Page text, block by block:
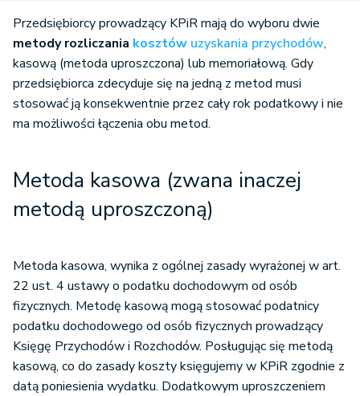
Przedsiębiorcy prowadzący KPiR mają do wyboru dwie
metody rozliczania kosztów uzyskania przychodów,
kasową (metoda uproszczona) lub memoriałową. Gdy
przedsiębiorca zdecyduje się na jedną z metod musi
stosować ją konsekwentnie przez cały rok podatkowy i nie
ma możliwości łączenia obu metod.
Metoda kasowa (zwana inaczej
metodą uproszczoną)
Metoda kasowa, wynika z ogólnej zasady wyrażonej w art.
22 ust. 4 ustawy o podatku dochodowym od osób
fizycznych. Metodę kasową mogą stosować podatnicy
podatku dochodowego od osób fizycznych prowadzący
Księgę Przychodów i Rozchodów. Posługując się metodą
kasową, co do zasady koszty księgujemy w KPiR zgodnie z
datą poniesienia wydatku. Dodatkowym uproszczeniem